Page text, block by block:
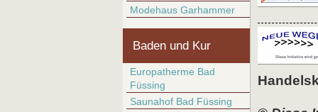
Modehaus Garhammer
Baden und Kur
Europatherme Bad
Füssing
Saunahof Bad Füssing